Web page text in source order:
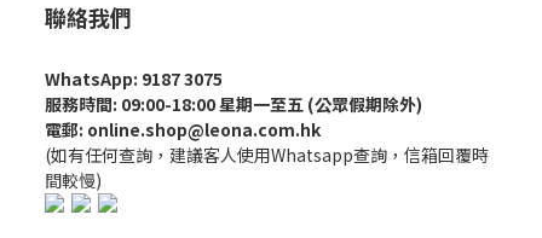
聯絡我們
WhatsApp: 9187 3075
服務時間: 09:00-18:00 星期一至五 (公眾假期除外)
電郵: online.shop@leona.com.hk
(如有任何查詢，建議客人使用Whatsapp查詢，信箱回覆時
間較慢)